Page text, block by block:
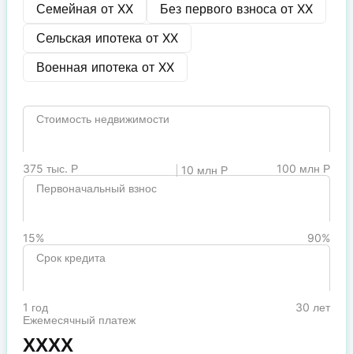
Семейная от XX Без первого взноса от XX
Сельская ипотека от XX
Военная ипотека от XX
Стоимость недвижимости
375 тыс. Р 10 млн Р
100 млн Р
Первоначальный взнос
15%
90%
Срок кредита
1 год
30 лет
Ежемесячный платеж
XXXX